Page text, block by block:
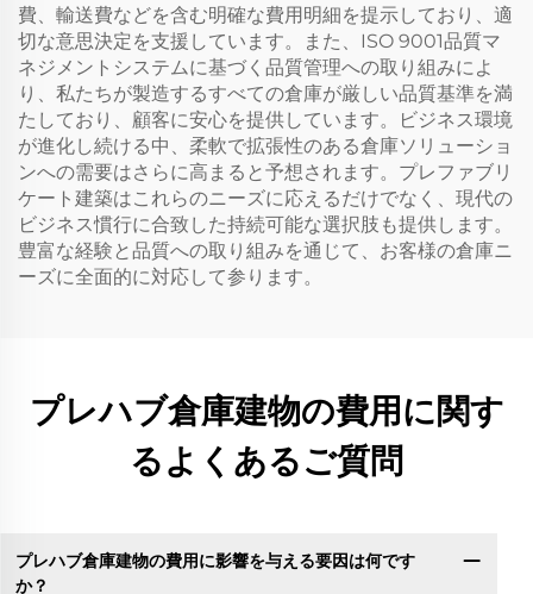
費、輸送費などを含む明確な費用明細を提示しており、適
切な意思決定を支援しています。また、ISO 9001品質マ
ネジメントシステムに基づく品質管理への取り組みによ
り、私たちが製造するすべての倉庫が厳しい品質基準を満
たしており、顧客に安心を提供しています。ビジネス環境
が進化し続ける中、柔軟で拡張性のある倉庫ソリューショ
ンへの需要はさらに高まると予想されます。プレファブリ
ケート建築はこれらのニーズに応えるだけでなく、現代の
ビジネス慣行に合致した持続可能な選択肢も提供します。
豊富な経験と品質への取り組みを通じて、お客様の倉庫ニ
ーズに全面的に対応して参ります。
プレハブ倉庫建物の費用に関す
るよくあるご質問
プレハブ倉庫建物の費用に影響を与える要因は何です
か？